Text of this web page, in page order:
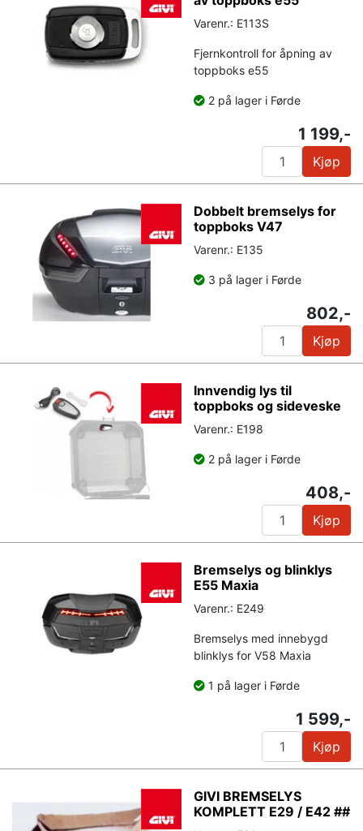
Varenr.: E113S
Fjernkontroll for åpning av
toppboks e55
2 på lager i Førde
1 199,-
Kjøp
Dobbelt bremselys for
toppboks V47
Varenr.: E135
3 på lager i Førde
802,-
Kjøp
Innvendig lys til
toppboks og sideveske
Varenr.: E198
2 på lager i Førde
408,-
Kjøp
Bremselys og blinklys
E55 Maxia
Varenr.: E249
Bremselys med innebygd
blinklys for V58 Maxia
1 på lager i Førde
1 599,-
Kjøp
GIVI BREMSELYS
KOMPLETT E29 / E42 ##